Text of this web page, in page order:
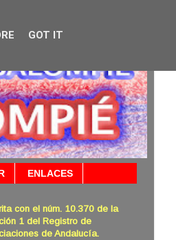
ENLACES
con el núm. 10.370 de la
1 del Registro de
de Andalucía.
GOT IT